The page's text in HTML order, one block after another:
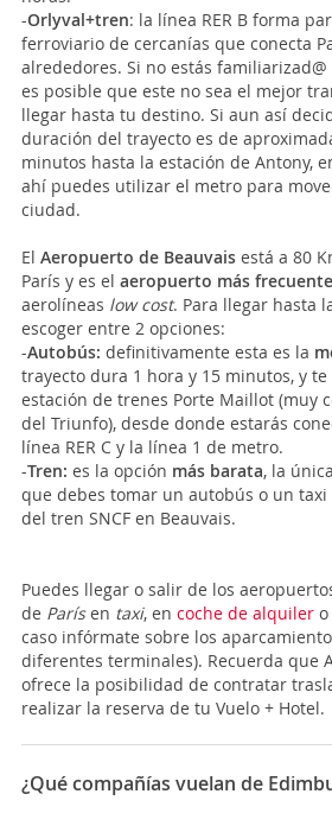
-Orlyval+tren: la línea RER B forma
ferroviario de cercanías que conecta
alrededores. Si no estás
es posible que este no sea el mejor
llegar hasta tu destino. Si aun así
duración del trayecto es de
minutos hasta la estación de Antony,
ahí puedes utilizar el metro para
ciudad.
El Aeropuerto de Beauvais está a 80
París y es el aeropuerto más frecuente
aerolíneas low cost. Para llegar hasta
escoger entre 2 opciones:
-Autobús: definitivamente esta es la
trayecto dura 1 hora y 15 minutos, y
estación de trenes Porte Maillot (muy
del Triunfo), desde donde estarás
línea RER C y la línea 1 de metro.
-Tren: es la opción más barata, la
que debes tomar un autobús o un taxi
del tren SNCF en Beauvais.
Puedes llegar o salir de los
de Parísen taxi, en coche de alquiler
caso infórmate sobre los
diferentes terminales). Recuerda que
ofrece la posibilidad de contratar
realizar la reserva de tu Vuelo + Hotel.
¿Qué compañías vuelan de